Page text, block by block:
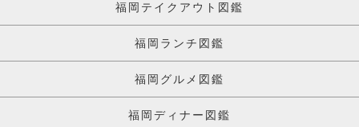
福岡テイクアウト図鑑
福岡ランチ図鑑
福岡グルメ図鑑
福岡ディナー図鑑